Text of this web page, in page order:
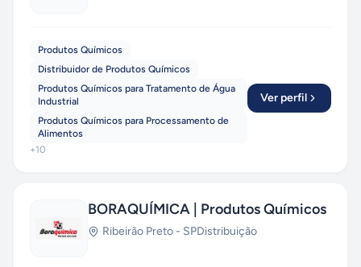
Produtos Químicos
Distribuidor de Produtos Químicos
Produtos Químicos para Tratamento de Água
Industrial
Produtos Químicos para Processamento de
Alimentos
+10
Ver perfil
BORAQUÍMICA | Produtos Químicos
Ribeirão Preto - SPDistribuição